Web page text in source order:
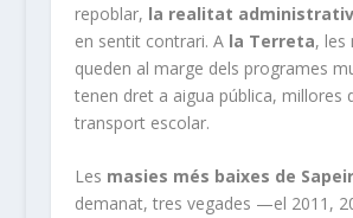
repoblar, la realitat
en sentit contrari. A la Terreta, les
queden al marge dels programes
tenen dret a aigua pública, millores
transport escolar.
Les masies més baixes de
demanat, tres vegades —el 2011,